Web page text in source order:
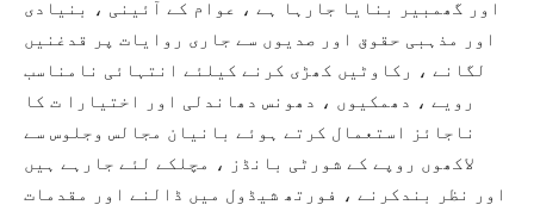
اور گھمبیر بنایا جارہا ہے ، عوام کے آئینی ، بنیادی
اور مذہبی حقوق اور صدیوں سے جاری روایات پر قدغنیں
لگانے ، رکاوٹیں کھڑی کرنے کیلئے انتہائی نامناسب
رویے ، دھمکیوں ، دھونس دھاندلی اور اختیارا ت کا
ناجائز استعمال کرتے ہوئے بانیان مجالس وجلوس سے
لاکھوں روپے کے شورٹی بانڈز ، مچلکے لئے جارہے ہیں
اور نظر بندکرنے ، فورتھ شیڈول میں ڈالنے اور مقدمات